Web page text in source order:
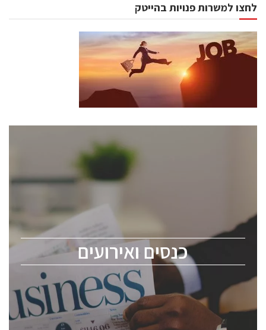
לחצו למשרות פנויות בהייטק
כנסים ואירועים
כנסים ואירועים
לכל העוסקים בתעשיית הסמיקונדקטור כולל מהנדסים,
מומחים מקצועיים ובכירים.
ChipEx2026 will be held on May 12-13, 2026. The
conference is intended for everyone involved in the
semiconductor industry, including engineers,
professional experts, and senior executives.